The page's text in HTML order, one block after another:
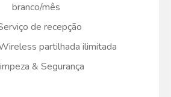
branco/mês
de recepção
partilhada ilimitada
& Segurança